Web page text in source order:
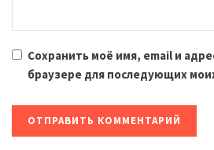
Сохранить моё имя, email и
браузере для последующих